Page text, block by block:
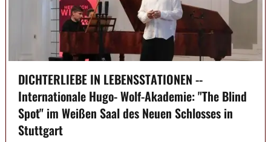
DICHTERLIEBE IN LEBENSSTATIONEN --
Internationale Hugo- Wolf-Akademie: "The Blind
Spot" im Weißen Saal des Neuen Schlosses in
Stuttgart